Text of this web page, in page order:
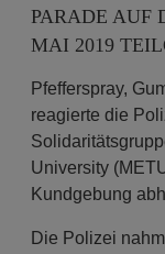
PARADE AUF
MAI 2019
Pfefferspray,
reagierte die
University
Kundgebung
Die Polizei